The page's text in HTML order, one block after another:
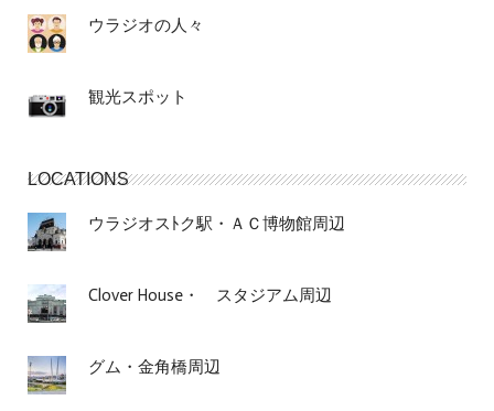
ウラジオの人々
観光スポット
LOCATIONS
ウラジオスﾄク駅・ＡＣ博物館周辺
Clover House・ スタジアム周辺
グム・金角橋周辺